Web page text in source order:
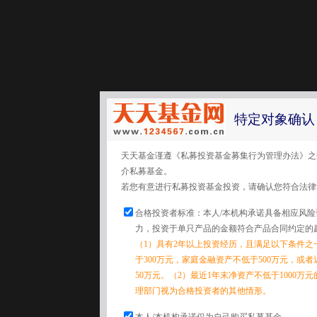
特定对象确认
天天基金谨遵《私募投资基金募集行为管理办法》
介私募基金。
若您有意进行私募投资基金投资，请确认您符合法
合格投资者标准：本人/本机构承诺具备相应风
力，投资于单只产品的金额符合产品合同约定的
（1）具有2年以上投资经历，且满足以下条件
于300万元，家庭金融资产不低于500万元，或
50万元。（2）最近1年末净资产不低于1000万
理部门视为合格投资者的其他情形。